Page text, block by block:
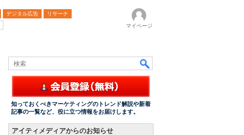
デジタル広告
リサーチ
マイページ
知っておくべきマーケティングのトレンド解説や新着
記事の一覧など、役に立つ情報をお届けします。
アイティメディアからのお知らせ